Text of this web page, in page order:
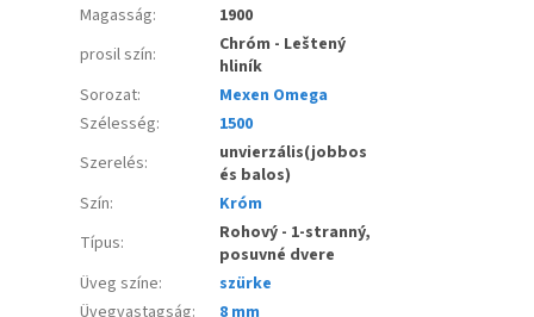
Magasság:
1900
prosil szín:
Chróm - Leštený
hliník
Sorozat:
Mexen Omega
Szélesség:
1500
Szerelés:
unvierzális(jobbos
és balos)
Szín:
Króm
Típus:
Rohový - 1-stranný,
posuvné dvere
Üveg színe:
szürke
Üvegvastagság:
8 mm